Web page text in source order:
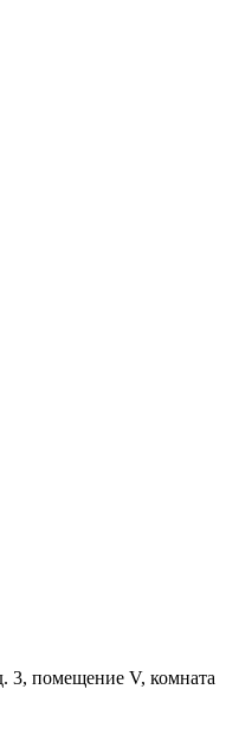
3, помещение V, комната